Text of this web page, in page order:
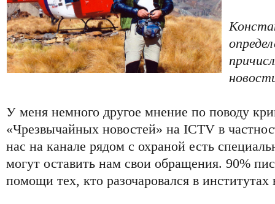
У меня немного другое мнение по поводу
«Чрезвычайных новостей» на ICTV в
нас на канале рядом с охраной есть
могут оставить нам свои обращения. 90%
помощи тех, кто разочаровался в институтах